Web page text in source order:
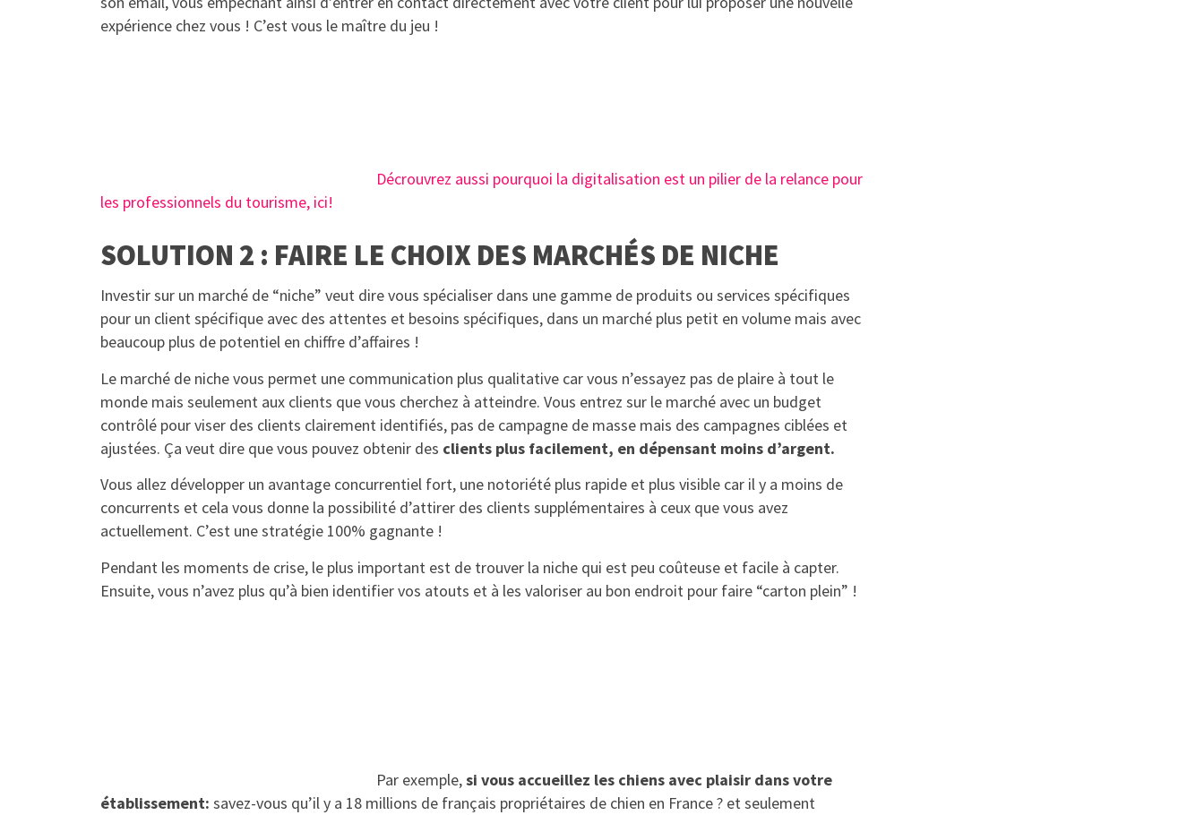
expérience chez vous ! C’est vous le maître du jeu !
Décrouvrez aussi pourquoi la digitalisation est un pilier de la relance pour
les professionnels du tourisme, ici!
SOLUTION 2 : FAIRE LE CHOIX DES MARCHÉS DE NICHE
Investir sur un marché de “niche” veut dire vous spécialiser dans une gamme de produits ou services spécifiques
pour un client spécifique avec des attentes et besoins spécifiques, dans un marché plus petit en volume mais avec
beaucoup plus de potentiel en chiffre d’affaires !
Le marché de niche vous permet une communication plus qualitative car vous n’essayez pas de plaire à tout le
monde mais seulement aux clients que vous cherchez à atteindre. Vous entrez sur le marché avec un budget
contrôlé pour viser des clients clairement identifiés, pas de campagne de masse mais des campagnes ciblées et
ajustées. Ça veut dire que vous pouvez obtenir des clients plus facilement, en dépensant moins d’argent.
Vous allez développer un avantage concurrentiel fort, une notoriété plus rapide et plus visible car il y a moins de
concurrents et cela vous donne la possibilité d’attirer des clients supplémentaires à ceux que vous avez
actuellement. C’est une stratégie 100% gagnante !
Pendant les moments de crise, le plus important est de trouver la niche qui est peu coûteuse et facile à capter.
Ensuite, vous n’avez plus qu’à bien identifier vos atouts et à les valoriser au bon endroit pour faire “carton plein” !
Par exemple,si vous accueillez les chiens avec plaisir dans votre
établissement: savez-vous qu’il y a 18 millions de français propriétaires de chien en France ? et seulement